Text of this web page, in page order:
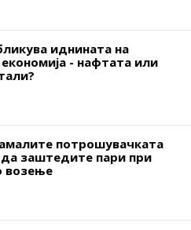
иднината на
- нафтата или
потрошувачката
да заштедите пари при
возење